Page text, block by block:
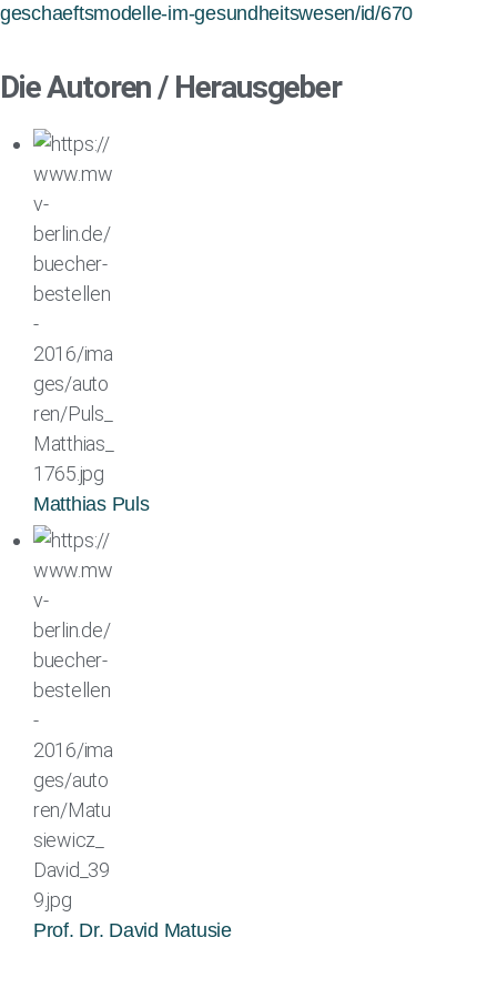
geschaeftsmodelle-im-gesundheitswesen/id/670
Die Autoren / Herausgeber
Matthias Puls
Prof. Dr. David Matusie